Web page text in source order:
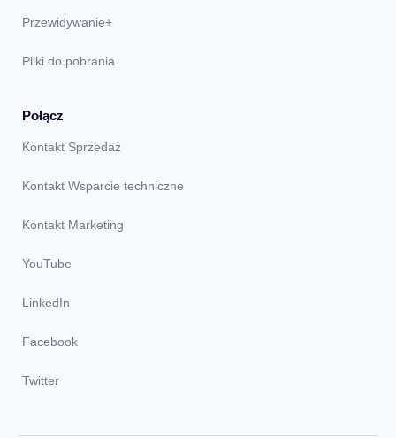
Przewidywanie+
Pliki do pobrania
Połącz
Kontakt Sprzedaż
Kontakt Wsparcie techniczne
Kontakt Marketing
YouTube
LinkedIn
Facebook
Twitter